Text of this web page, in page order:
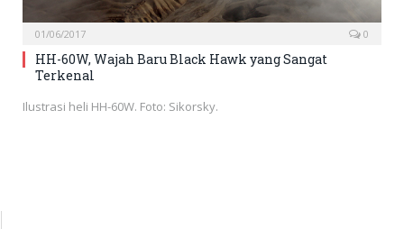
01/06/2017 0
HH-60W, Wajah Baru Black Hawk yang Sangat
Terkenal
Ilustrasi heli HH-60W. Foto: Sikorsky.